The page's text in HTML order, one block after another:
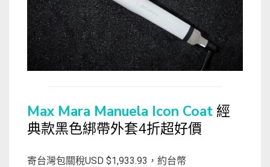
Max Mara Manuela Icon Coat 經
典款黑色綁帶外套4折超好價
寄台灣包關稅USD $1,933.93，約台幣